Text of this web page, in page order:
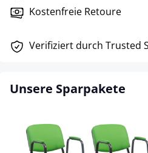
Kostenfreie Retoure
Verifiziert durch Trusted
Unsere Sparpakete